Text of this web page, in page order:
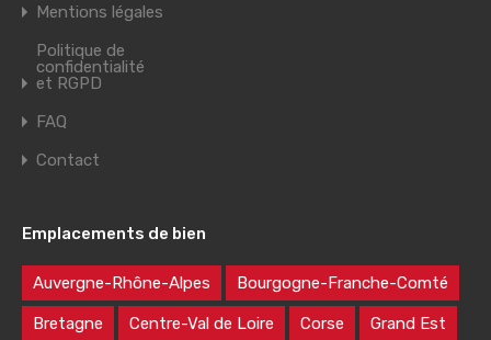
Mentions légales
Politique de
confidentialité
et RGPD
FAQ
Contact
Emplacements de bien
Auvergne-Rhône-Alpes Bourgogne-Franche-Comté
Bretagne Centre-Val de Loire Corse Grand Est